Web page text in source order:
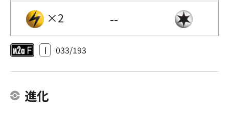
×2 --
I 033/193
進化